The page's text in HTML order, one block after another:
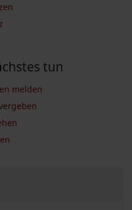
tun
melden